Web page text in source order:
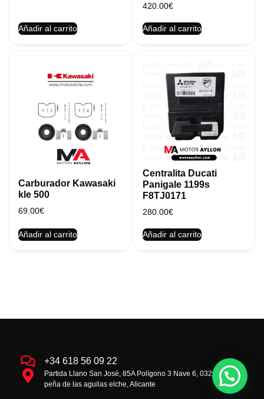
Añadir al carrito
420.00€
Añadir al carrito
Carburador Kawasaki
kle 500
69.00€
Añadir al carrito
Centralita Ducati
Panigale 1199s
F8TJ0171
280.00€
Añadir al carrito
+34 618 56 09 22
Partida Llano San José, 85A Polígono 3 Nave 6, 03293 la
peña de las aguilas elche, Alicante